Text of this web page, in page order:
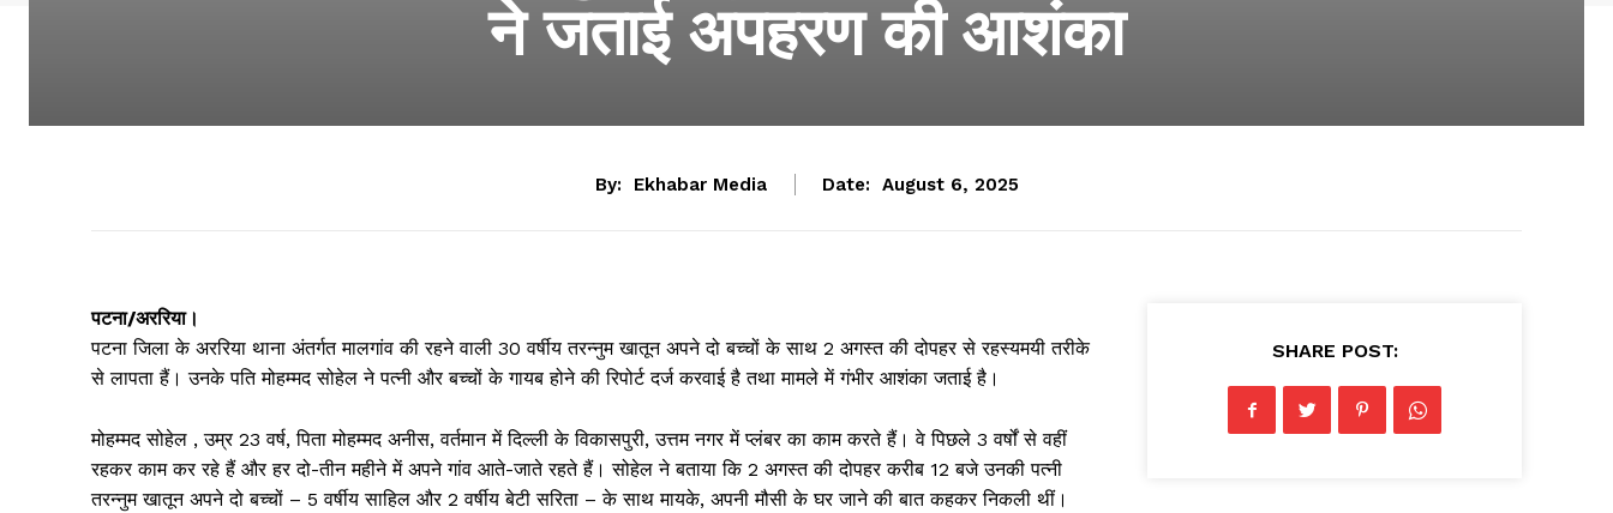
ने जताई अपहरण की आशंका
By: Ekhabar Media Date: August 6, 2025
पटना/अररिया।
पटना जिला के अररिया थाना अंतर्गत मालगांव की रहने वाली 30 वर्षीय तरन्नुम खातून अपने दो बच्चों के साथ 2 अगस्त की दोपहर से रहस्यमयी तरीके
से लापता हैं। उनके पति मोहम्मद सोहेल ने पत्नी और बच्चों के गायब होने की रिपोर्ट दर्ज करवाई है तथा मामले में गंभीर आशंका जताई है।
मोहम्मद सोहेल , उम्र 23 वर्ष, पिता मोहम्मद अनीस, वर्तमान में दिल्ली के विकासपुरी, उत्तम नगर में प्लंबर का काम करते हैं। वे पिछले 3 वर्षों से वहीं
रहकर काम कर रहे हैं और हर दो-तीन महीने में अपने गांव आते-जाते रहते हैं। सोहेल ने बताया कि 2 अगस्त की दोपहर करीब 12 बजे उनकी पत्नी
तरन्नुम खातून अपने दो बच्चों – 5 वर्षीय साहिल और 2 वर्षीय बेटी सरिता – के साथ मायके, अपनी मौसी के घर जाने की बात कहकर निकली थीं।
SHARE POST: